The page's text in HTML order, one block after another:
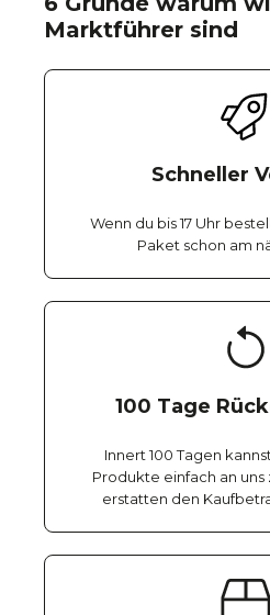
Marktführer sind
Schneller
Wenn du bis 17 Uhr
Paket schon am
100 Tage
Innert 100 Tagen
Produkte einfach an
erstatten den